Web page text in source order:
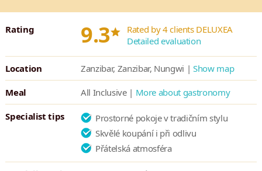
Rating 9.3* Rated by 4 clients DELUXEA
Detailed evaluation
Location Zanzibar, Zanzibar, Nungwi | Show map
Meal All Inclusive | More about gastronomy
Specialist tips
Prostorné pokoje v tradičním stylu
Skvělé koupání i při odlivu
Přátelská atmosféra